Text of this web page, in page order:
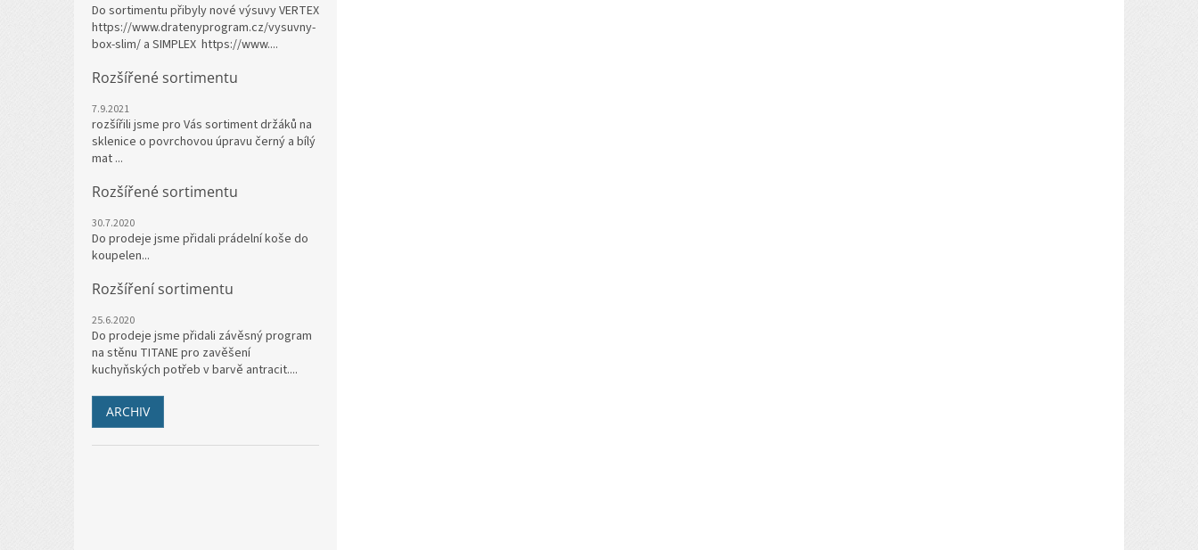
Do sortimentu přibyly nové výsuvy VERTEX
https://www.dratenyprogram.cz/vysuvny-
box-slim/ a SIMPLEX https://www....
Rozšířené sortimentu
7.9.2021
rozšířili jsme pro Vás sortiment držáků na
sklenice o povrchovou úpravu černý a bílý
mat ...
Rozšířené sortimentu
30.7.2020
Do prodeje jsme přidali prádelní koše do
koupelen...
Rozšíření sortimentu
25.6.2020
Do prodeje jsme přidali závěsný program
na stěnu TITANE pro zavěšení
kuchyňských potřeb v barvě antracit....
ARCHIV